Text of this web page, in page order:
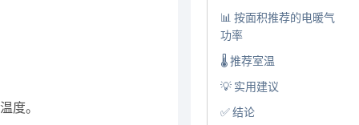
度。
📊 按面积推荐的电暖气
功率
🌡️ 推荐室温
💡 实用建议
✅ 结论